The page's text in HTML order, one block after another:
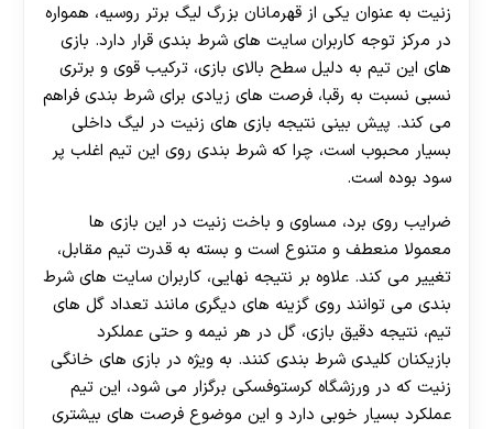
زنیت به عنوان یکی از قهرمانان بزرگ لیگ برتر روسیه، همواره
در مرکز توجه کاربران سایت های شرط بندی قرار دارد. بازی
های این تیم به دلیل سطح بالای بازی، ترکیب قوی و برتری
نسبی نسبت به رقبا، فرصت های زیادی برای شرط بندی فراهم
می کند. پیش بینی نتیجه بازی های زنیت در لیگ داخلی
بسیار محبوب است، چرا که شرط بندی روی این تیم اغلب پر
سود بوده است.
ضرایب روی برد، مساوی و باخت زنیت در این بازی ها
معمولا منعطف و متنوع است و بسته به قدرت تیم مقابل،
تغییر می کند. علاوه بر نتیجه نهایی، کاربران سایت های شرط
بندی می توانند روی گزینه های دیگری مانند تعداد گل های
تیم، نتیجه دقیق بازی، گل در هر نیمه و حتی عملکرد
بازیکنان کلیدی شرط بندی کنند. به ویژه در بازی های خانگی
زنیت که در ورزشگاه کرستوفسکی برگزار می شود، این تیم
عملکرد بسیار خوبی دارد و این موضوع فرصت های بیشتری